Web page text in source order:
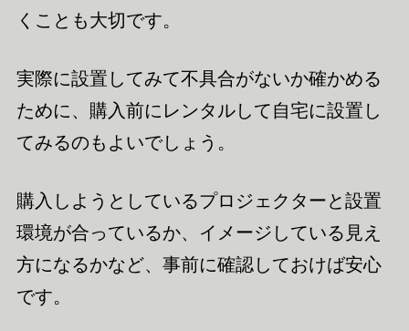
くことも大切です。
実際に設置してみて不具合がないか確かめる
ために、購入前にレンタルして自宅に設置し
てみるのもよいでしょう。
購入しようとしているプロジェクターと設置
環境が合っているか、イメージしている見え
方になるかなど、事前に確認しておけば安心
です。